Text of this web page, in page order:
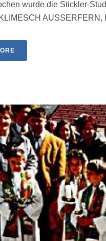
wurde die Stickler-
AUSSERFERN,